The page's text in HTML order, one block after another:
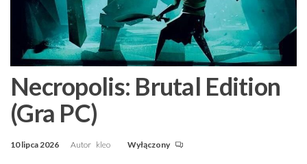
Necropolis: Brutal Edition
(Gra PC)
10 lipca 2026 Autor kleo Wyłączony